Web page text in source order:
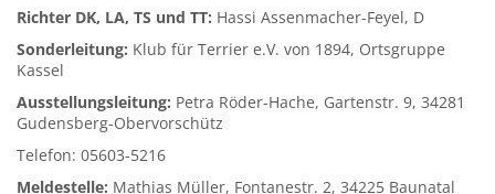
Richter DK, LA, TS und TT: Hassi Assenmacher-Feyel, D
Sonderleitung: Klub für Terrier e.V. von 1894, Ortsgruppe
Kassel
Ausstellungsleitung: Petra Röder-Hache, Gartenstr. 9, 34281
Gudensberg-Obervorschütz
Telefon: 05603-5216
Meldestelle: Mathias Müller, Fontanestr. 2, 34225 Baunatal